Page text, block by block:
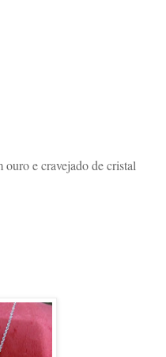
e cravejado de cristal